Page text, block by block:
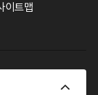
이트맵